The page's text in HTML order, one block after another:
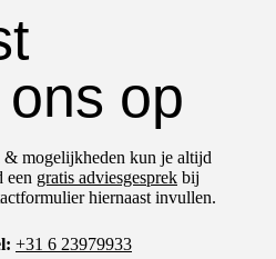
op
& mogelijkheden kun je altijd
een gratis adviesgesprek bij
hiernaast invullen.
+31 6 23979933